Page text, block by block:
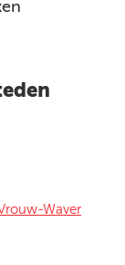
Waver